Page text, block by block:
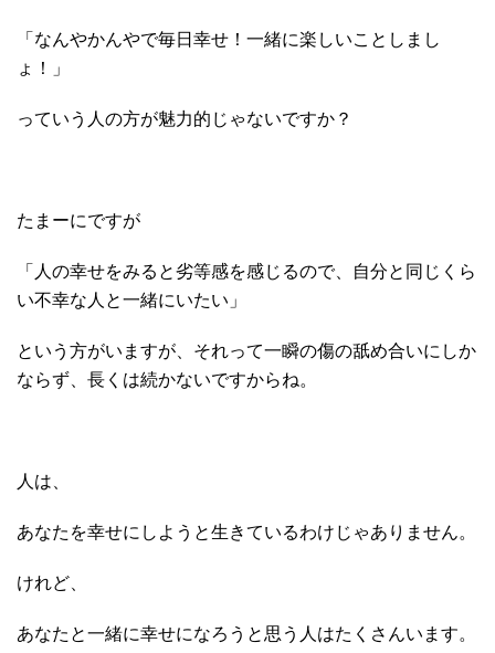
「なんやかんやで毎日幸せ！一緒に楽しいことしまし
ょ！」
っていう人の方が魅力的じゃないですか？
たまーにですが
「人の幸せをみると劣等感を感じるので、自分と同じくら
い不幸な人と一緒にいたい」
という方がいますが、それって一瞬の傷の舐め合いにしか
ならず、長くは続かないですからね。
人は、
あなたを幸せにしようと生きているわけじゃありません。
けれど、
あなたと一緒に幸せになろうと思う人はたくさんいます。